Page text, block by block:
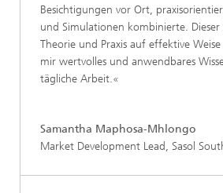
Besichtigungen vor Ort,
und Simulationen kombinierte. Dieser
Theorie und Praxis auf effektive
mir wertvolles und anwendbares
tägliche Arbeit.«
Samantha Maphosa-Mhlongo
Market Development Lead, Sasol